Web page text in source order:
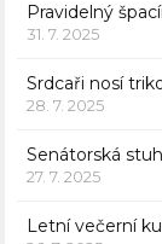
Pravidelný
31. 7. 2025
Srdcaři nosí
28. 7. 2025
Senátorská
27. 7. 2025
Letní večerní